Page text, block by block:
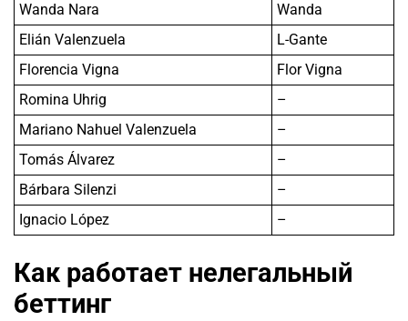
Wanda Nara
Wanda
Elián Valenzuela
L-Gante
Florencia Vigna
Flor Vigna
Romina Uhrig
–
Mariano Nahuel Valenzuela
–
Tomás Álvarez
–
Bárbara Silenzi
–
Ignacio López
–
Как работает нелегальный
беттинг